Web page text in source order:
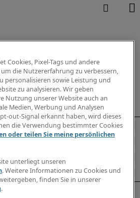
Cookies, Pixel-Tags und andere
die Nutzererfahrung zu verbessern,
personalisieren sowie Leistung und
zu analysieren. Wir geben
Nutzung unserer Website auch an
Medien, Werbung und Analysen
out-Signal erkannt haben, wird dieses
die Verwendung bestimmter Cookies
oder teilen Sie meine persönlichen
unterliegt unseren
. Weitere Informationen zu Cookies und
finden Sie in unserer
.